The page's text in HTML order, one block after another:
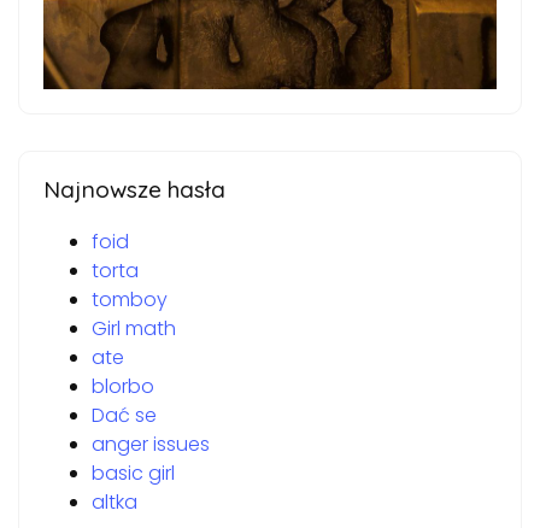
Najnowsze hasła
foid
torta
tomboy
Girl math
ate
blorbo
Dać se
anger issues
basic girl
altka